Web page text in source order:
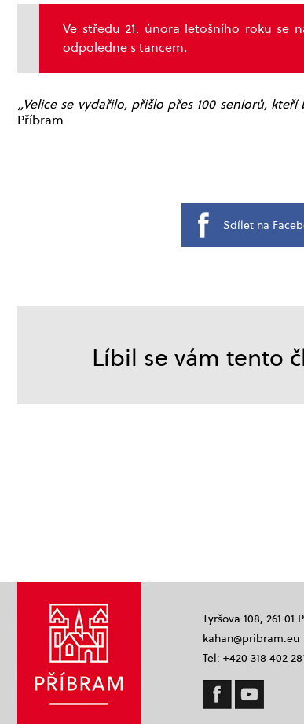
Ve středu 21. února letošního roku se
odpoledne s tancem.
„Velice se vydařilo, přišlo přes 100 seniorů,
Příbram.
Sdílet na
Líbil se vám tento
Tyršova 108, 261 01
kahan@pribram.eu
Tel: +420 318 402